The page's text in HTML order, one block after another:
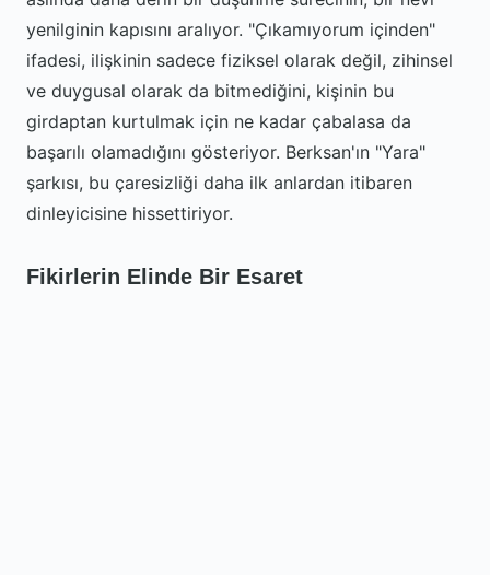
yenilginin kapısını aralıyor. "Çıkamıyorum içinden"
ifadesi, ilişkinin sadece fiziksel olarak değil, zihinsel
ve duygusal olarak da bitmediğini, kişinin bu
girdaptan kurtulmak için ne kadar çabalasa da
başarılı olamadığını gösteriyor. Berksan'ın "Yara"
şarkısı, bu çaresizliği daha ilk anlardan itibaren
dinleyicisine hissettiriyor.
Fikirlerin Elinde Bir Esaret